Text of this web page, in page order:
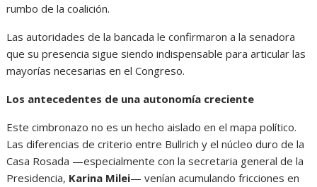
rumbo de la coalición.
Las autoridades de la bancada le confirmaron a la senadora
que su presencia sigue siendo indispensable para articular las
mayorías necesarias en el Congreso.
Los antecedentes de una autonomía creciente
Este cimbronazo no es un hecho aislado en el mapa político.
Las diferencias de criterio entre Bullrich y el núcleo duro de la
Casa Rosada —especialmente con la secretaria general de la
Presidencia, Karina Milei— venían acumulando fricciones en